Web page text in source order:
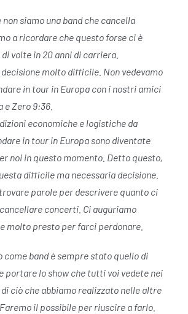
non siamo una band che cancella
a ricordare che questo forse ci è
volte in 20 anni di carriera.
molto difficile. Non vedevamo
in tour in Europa con i nostri amici
e Zero 9:36.
economiche e logistiche da
in tour in Europa sono diventate
noi in questo momento. Detto questo,
difficile ma necessaria decisione.
parole per descrivere quanto ci
concerti. Ci auguriamo
molto presto per farci perdonare.
band è sempre stato quello di
portare lo show che tutti voi vedete nei
ciò che abbiamo realizzato nelle altre
il possibile per riuscire a farlo.